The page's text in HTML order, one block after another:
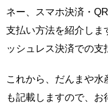
ネー、スマホ決済・
支払い方法を紹介しま
ッシュレス決済での支
これから、だんまや水
も記載しますので、お